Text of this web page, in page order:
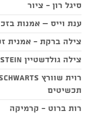
סיגל רון - ציור
ענת וייס – אמנות
צילה ברקת - אמנית
צילה גולדשטיין Tsila Goldstein - ציירת
תכשיטים
רות ברוט - קרמיקה